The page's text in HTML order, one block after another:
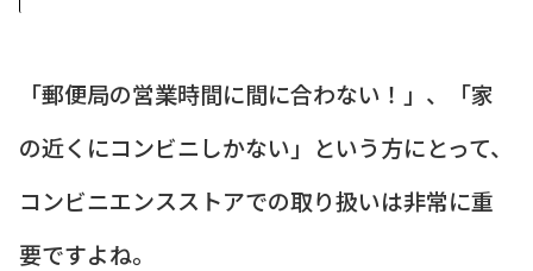
「郵便局の営業時間に間に合わない！」、「家
の近くにコンビニしかない」という方にとって、
コンビニエンスストアでの取り扱いは非常に重
要ですよね。